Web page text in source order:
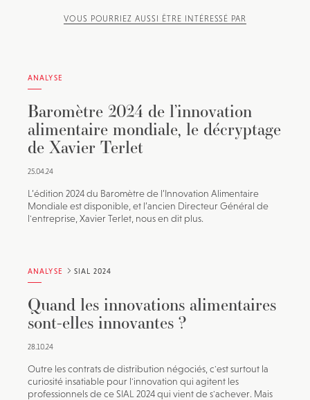
VOUS POURRIEZ AUSSI ÊTRE INTÉRESSÉ PAR
ANALYSE
Baromètre 2024 de l’innovation
alimentaire mondiale, le décryptage
de Xavier Terlet
25.04.24
L’édition 2024 du Baromètre de l’Innovation Alimentaire
Mondiale est disponible, et l’ancien Directeur Général de
l'entreprise, Xavier Terlet, nous en dit plus.
ANALYSE SIAL 2024
Quand les innovations alimentaires
sont-elles innovantes ?
28.10.24
Outre les contrats de distribution négociés, c'est surtout la
curiosité insatiable pour l'innovation qui agitent les
professionnels de ce SIAL 2024 qui vient de s'achever. Mais